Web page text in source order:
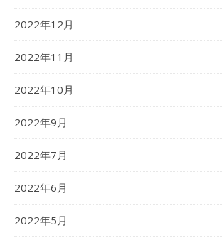
2022年12月
2022年11月
2022年10月
2022年9月
2022年7月
2022年6月
2022年5月